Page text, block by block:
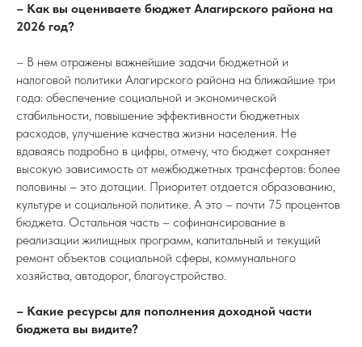
– Как вы оцениваете бюджет Алагирского района на
2026 год?
– В нем отражены важнейшие задачи бюджетной и
налоговой политики Алагирского района на ближайшие три
года: обеспечение социальной и экономической
стабильности, повышение эффективности бюджетных
расходов, улучшение качества жизни населения. Не
вдаваясь подробно в цифры, отмечу, что бюджет сохраняет
высокую зависимость от межбюджетных трансфертов: более
половины – это дотации. Приоритет отдается образованию,
культуре и социальной политике. А это – почти 75 процентов
бюджета. Остальная часть – софинансирование в
реализации жилищных программ, капитальный и текущий
ремонт объектов социальной сферы, коммунального
хозяйства, автодорог, благоустройство.
– Какие ресурсы для пополнения доходной части
бюджета вы видите?